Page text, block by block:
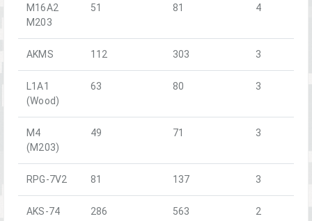
M16A2
M203
51 81 4
AKMS 112 303 3
L1A1
(Wood)
63 80 3
M4
(M203)
49 71 3
RPG-7V2 81 137 3
AKS-74 286 563 2